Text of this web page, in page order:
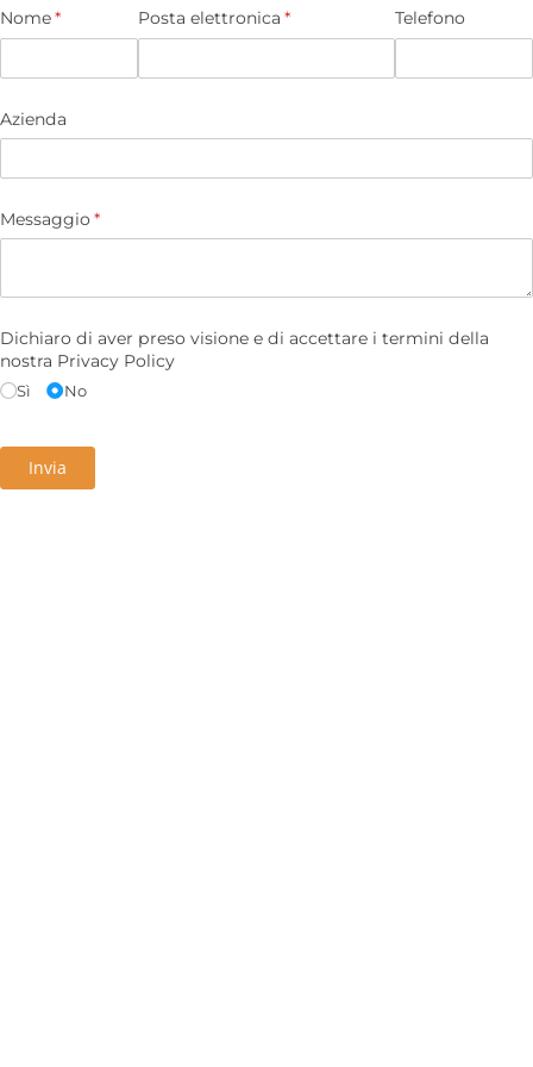
Nome*
(richiesto) Posta elettronica *
(richiesto) Telefono
Azienda
Messaggio *
(richiesto)
Dichiaro di aver preso visione e di accettare i termini della
nostra Privacy Policy
Sì No
Invia